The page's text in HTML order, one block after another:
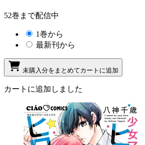
52巻まで配信中
1巻から
最新刊から
未購入分をまとめてカートに追加
カートに追加しました